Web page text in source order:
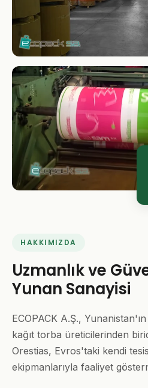
HAKKIMIZDA
Uzmanlık ve
Yunan Sanayisi
ECOPACK A.Ş.,
kağıt torba üreticilerinden
Orestias, Evros'taki kendi
ekipmanlarıyla faaliyet